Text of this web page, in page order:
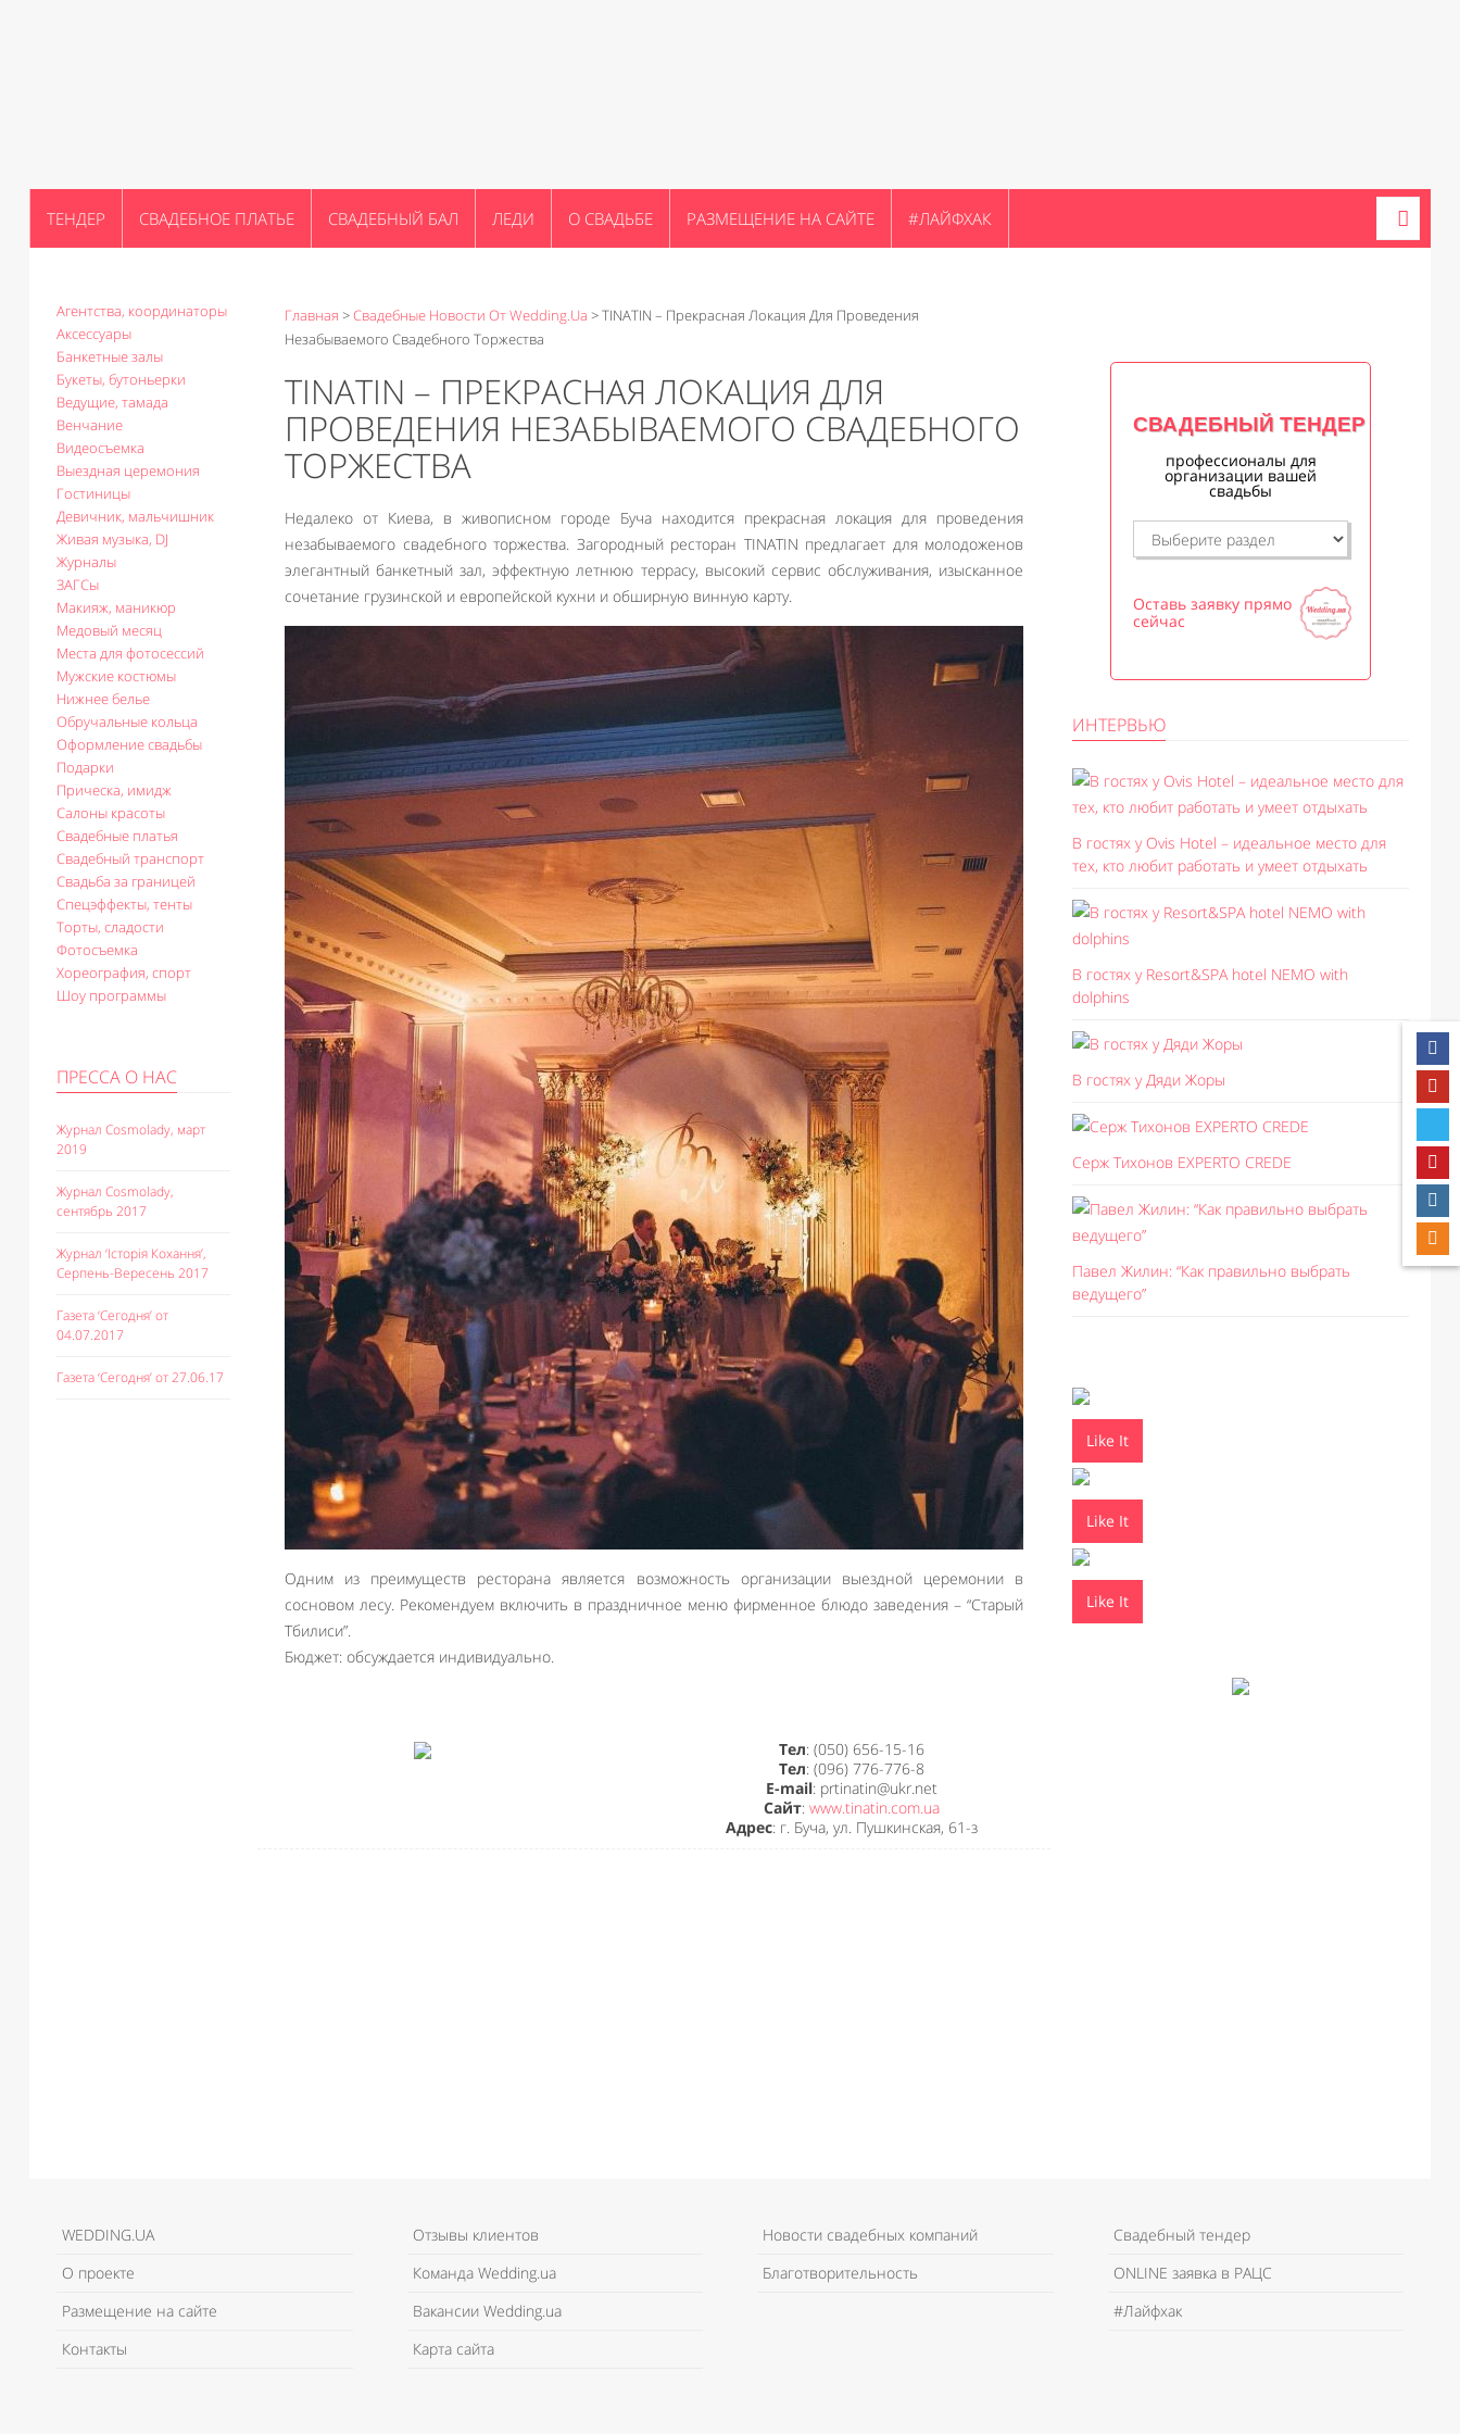
ТЕНДЕР СВАДЕБНОЕ ПЛАТЬЕ СВАДЕБНЫЙ БАЛ ЛЕДИ О СВАДЬБЕ РАЗМЕЩЕНИЕ НА САЙТЕ #ЛАЙФХАК
Агентства, координаторы
Аксессуары
Банкетные залы
Букеты, бутоньерки
Ведущие, тамада
Венчание
Видеосъемка
Выездная церемония
Гостиницы
Девичник, мальчишник
Живая музыка, DJ
Журналы
ЗАГСы
Макияж, маникюр
Медовый месяц
Места для фотосессий
Мужские костюмы
Нижнее белье
Обручальные кольца
Оформление свадьбы
Подарки
Прическа, имидж
Салоны красоты
Свадебные платья
Свадебный транспорт
Свадьба за границей
Спецэффекты, тенты
Торты, сладости
Фотосъемка
Хореография, спорт
Шоу программы
ПРЕССА О НАС
Журнал Cosmolady, март
2019
Журнал Cosmolady,
сентябрь 2017
Журнал ‘Історія Кохання’,
Серпень-Вересень 2017
Газета ‘Сегодня’ от
04.07.2017
Газета ‘Сегодня’ от 27.06.17
Главная >Свадебные Новости От Wedding.ua >TINATIN – Прекрасная Локация Для Проведения
Незабываемого Свадебного Торжества
TINATIN – ПРЕКРАСНАЯ ЛОКАЦИЯ ДЛЯ
ПРОВЕДЕНИЯ НЕЗАБЫВАЕМОГО СВАДЕБНОГО
ТОРЖЕСТВА
Недалеко от Киева, в живописном городе Буча находится прекрасная локация для проведения
незабываемого свадебного торжества. Загородный ресторан TINATIN предлагает для молодоженов
элегантный банкетный зал, эффектную летнюю террасу, высокий сервис обслуживания, изысканное
сочетание грузинской и европейской кухни и обширную винную карту.
Одним из преимуществ ресторана является возможность организации выездной церемонии в
сосновом лесу. Рекомендуем включить в праздничное меню фирменное блюдо заведения – “Старый
Тбилиси”.
Бюджет: обсуждается индивидуально.
Тел: (050) 656-15-16
Тел: (096) 776-776-8
E-mail: prtinatin@ukr.net
Сайт:www.tinatin.com.ua
Адрес: г. Буча, ул. Пушкинская, 61-з
СВАДЕБНЫЙ ТЕНДЕР
профессионалы для
организации вашей
свадьбы
Оставь заявку прямо
сейчас
ИНТЕРВЬЮ
В гостях у Ovis Hotel – идеальное место для
тех, кто любит работать и умеет отдыхать
В гостях у Resort&SPA hotel NEMO with
dolphins
В гостях у Дяди Жоры
Серж Тихонов EXPERTO CREDE
Павел Жилин: “Как правильно выбрать
ведущего”
Like It
Like It
Like It
WEDDING.UA
О проекте
Размещение на сайте
Контакты
Отзывы клиентов
Команда Wedding.ua
Вакансии Wedding.ua
Карта сайта
Новости свадебных компаний
Благотворительность
Свадебный тендер
ONLINE заявка в РАЦС
#Лайфхак